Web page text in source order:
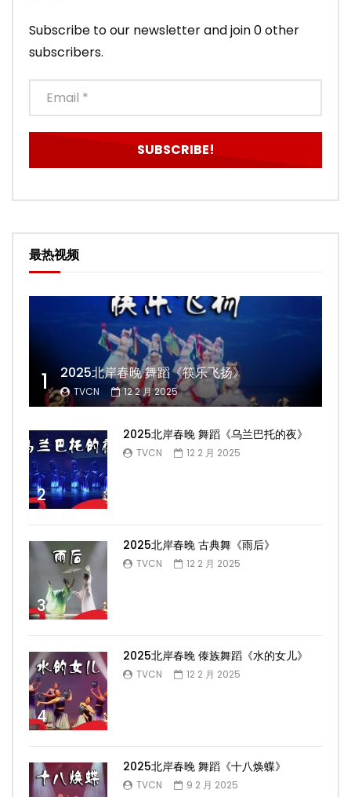
Subscribe to our newsletter and join 0 other
subscribers.
最热视频
1 2025北岸春晚 舞蹈《筷乐飞扬》
TVCN 12 2 月 2025
2
2025北岸春晚 舞蹈《乌兰巴托的夜》
TVCN 12 2 月 2025
3
2025北岸春晚 古典舞《雨后》
TVCN 12 2 月 2025
4
2025北岸春晚 傣族舞蹈《水的女儿》
TVCN 12 2 月 2025
2025北岸春晚 舞蹈《十八焕蝶》
TVCN 9 2 月 2025